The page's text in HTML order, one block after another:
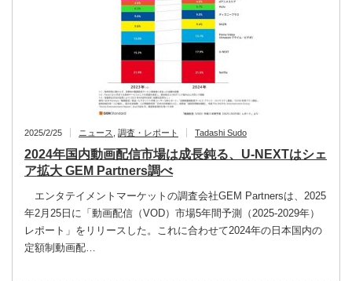
2025/2/25 ニュース 調査・レポート Tadashi Sudo
2024年国内動画配信市場は成長鈍る、U-NEXTはシェ
ア拡大 GEM Partners調べ
エンタテイメントマーケットの調査会社GEM Partnersは、2025
年2月25日に「動画配信（VOD）市場5年間予測（2025-2029年）
レポート」をリリースした。これに合わせて2024年の日本国内の
定額制動画配…